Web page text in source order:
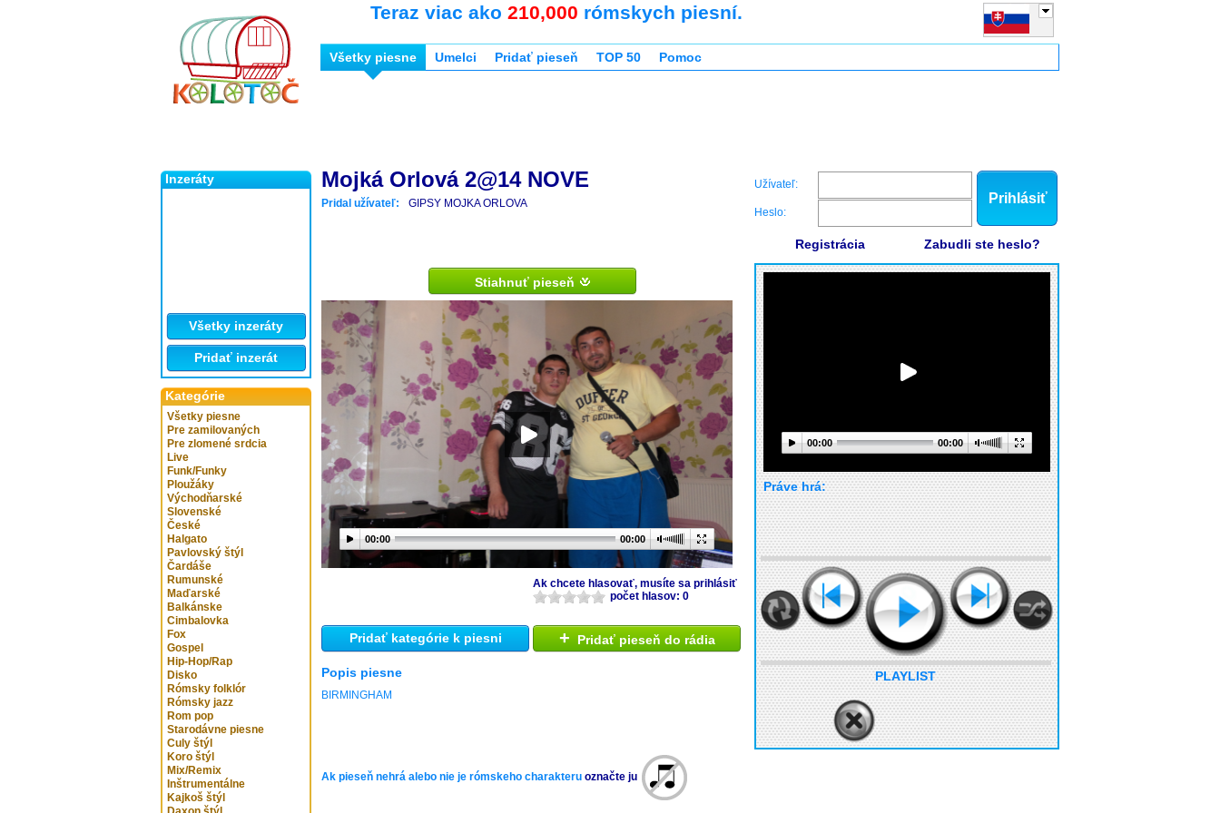
Inzeráty
Všetky inzeráty
Pridať inzerát
Kategórie
Všetky piesne
Pre zamilovaných
Pre zlomené srdcia
Live
Funk/Funky
Ploužáky
Východňarské
Slovenské
České
Halgato
Pavlovský štýl
Čardáše
Rumunské
Maďarské
Balkánske
Cimbalovka
Fox
Gospel
Hip-Hop/Rap
Disko
Rómsky folklór
Rómsky jazz
Rom pop
Starodávne piesne
Culy štýl
Koro štýl
Mix/Remix
Inštrumentálne
Kajkoš štýl
Teraz viac ako 210,000 rómskych piesní.
Všetky piesne Umelci Pridať pieseň TOP 50 Pomoc
Mojká Orlová 2@14 NOVE
Pridal užívateľ: GIPSY MOJKA ORLOVA
Stiahnuť pieseň
00:00 00:00
Ak chcete hlasovať, musíte sa prihlásiť
počet hlasov: 0
Pridať kategórie k piesni + Pridať pieseň do rádia
Popis piesne
BIRMINGHAM
Ak pieseň nehrá alebo nie je rómskeho charakteru označte ju
Užívateľ:
Heslo:
Prihlásiť
Registrácia Zabudli ste heslo?
00:00 00:00
Práve hrá:
PLAYLIST